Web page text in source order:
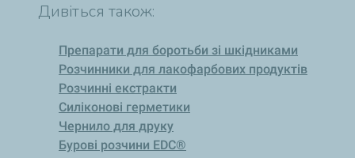
Дивіться також:
Препарати для боротьби зі шкідниками
Розчинники для лакофарбових продуктів
Розчинні екстракти
Силіконові герметики
Чернило для друку
Бурові розчини EDC®